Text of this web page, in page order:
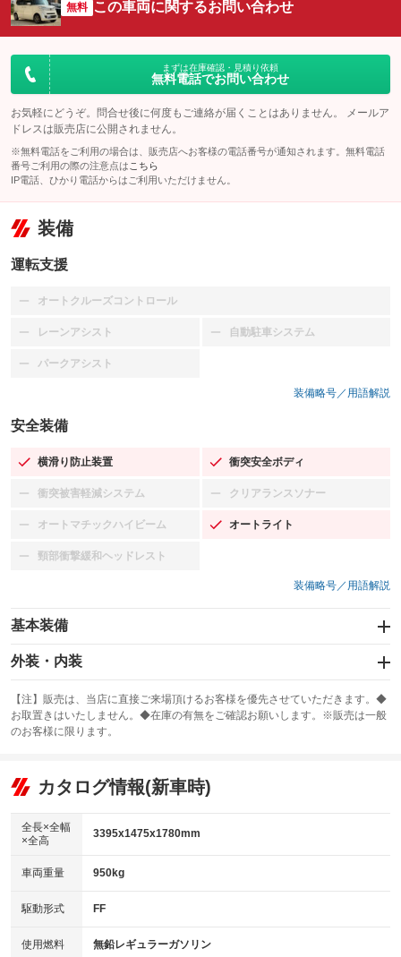
無料 この車両に関するお問い合わせ
まずは在庫確認・見積り依頼
無料電話でお問い合わせ
お気軽にどうぞ。問合せ後に何度もご連絡が届くことはありません。 メールア
ドレスは販売店に公開されません。
※無料電話をご利用の場合は、販売店へお客様の電話番号が通知されます。無料電話
番号ご利用の際の注意点は こちら
IP電話、ひかり電話からはご利用いただけません。
装備
運転支援
オートクルーズコントロール
：装備なし
レーンアシスト
：装備なし 自動駐車システム
：装備なし
パークアシスト
：装備なし
装備略号／用語解説
安全装備
横滑り防止装置
：装備あり 衝突安全ボディ
：装備あり
衝突被害軽減システム
：装備なし クリアランスソナー
：装備なし
オートマチックハイビーム
：装備なし オートライト
：装備あり
頸部衝撃緩和ヘッドレスト
：装備なし
装備略号／用語解説
基本装備
エアバッグ：運転席/助手席
：装備あり
：装備あり
サンルーフ
：装備なし ABS
リフトアップ
：装備なし
：装備なし
パワーウィンドウ
アイドリングストップ
：装備なし
USB入力端子
：装備なし
100V電源
：装備なし
外装・内装
カーナビ：SDナビ
：装備あり
TV
：装備なし
ビジュアル
：装備なし
：装備あり
革シート
キーレス
HID(キセノンライト)
：装備あり
バックカメラ
：装備あり
【注】販売は、当店に直接ご来場頂けるお客様を優先させていただきます。◆
お取置きはいたしません。◆在庫の有無をご確認お願いします。※販売は一般
のお客様に限ります。
カタログ情報(新車時)
全長×全幅
×全高
3395x1475x1780mm
車両重量 950kg
駆動形式 FF
使用燃料 無鉛レギュラーガソリン